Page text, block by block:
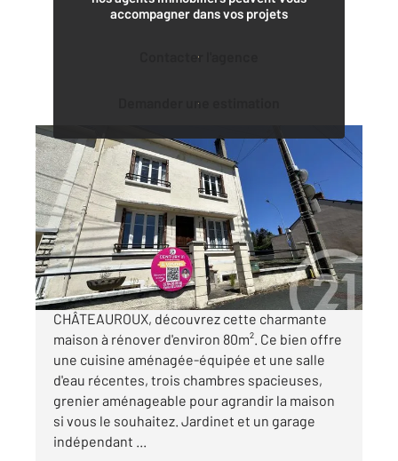
accompagner dans vos projets
Contacter l'agence
Demander une estimation
CHATEAUROUX 36
80 m2, 4 pièces
Ref : 8493
Maison à vendre
103 900 €
Visiter le site dédié
CHÂTEAUROUX, découvrez cette charmante
maison à rénover d'environ 80m². Ce bien offre
une cuisine aménagée-équipée et une salle
d'eau récentes, trois chambres spacieuses,
grenier aménageable pour agrandir la maison
si vous le souhaitez. Jardinet et un garage
indépendant ...